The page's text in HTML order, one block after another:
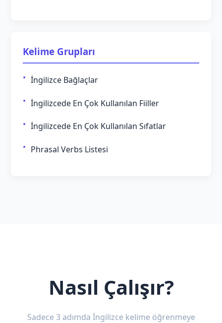
Kelime Grupları
İngilizce Bağlaçlar
İngilizcede En Çok Kullanılan Fiiller
İngilizcede En Çok Kullanılan Sıfatlar
Phrasal Verbs Listesi
Nasıl Çalışır?
Sadece 3 adımda İngilizce kelime öğrenmeye